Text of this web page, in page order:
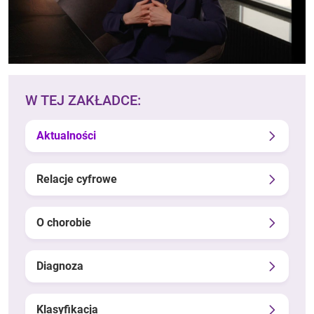
W TEJ ZAKŁADCE:
Aktualności
Relacje cyfrowe
O chorobie
Diagnoza
Klasyfikacja